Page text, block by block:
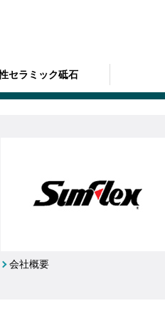
セラミック砥石
会社概要